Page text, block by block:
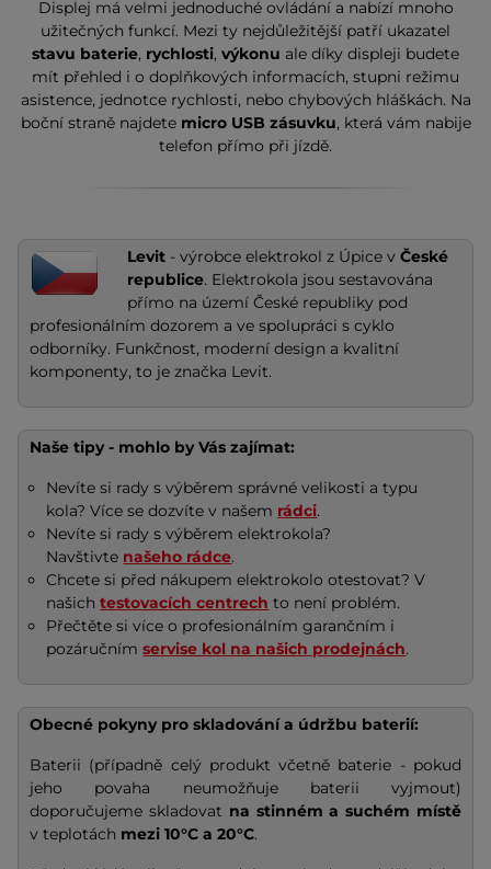
Displej má velmi jednoduché ovládání a nabízí mnoho
užitečných funkcí. Mezi ty nejdůležitější patří ukazatel
stavu baterie, rychlosti, výkonu ale díky displeji budete
mít přehled i o doplňkových informacích, stupni režimu
asistence, jednotce rychlosti, nebo chybových hláškách. Na
boční straně najdete micro USB zásuvku, která vám nabije
telefon přímo při jízdě.
Levit - výrobce elektrokol z Úpice v České
republice. Elektrokola jsou sestavována
přímo na území České republiky pod
profesionálním dozorem a ve spolupráci s cyklo
odborníky. Funkčnost, moderní design a kvalitní
komponenty, to je značka Levit.
Naše tipy - mohlo by Vás zajímat:
Nevíte si rady s výběrem správné velikosti a typu
kola? Více se dozvíte v našem rádci.
Nevíte si rady s výběrem elektrokola?
Navštivte našeho rádce.
Chcete si před nákupem elektrokolo otestovat? V
našichtestovacích centrech to není problém.
Přečtěte si více o profesionálním garančním i
pozáručnímservise kol na našich prodejnách.
Obecné pokyny pro skladování a údržbu baterií:
Baterii (případně celý produkt včetně baterie - pokud
jeho povaha neumožňuje baterii vyjmout)
doporučujeme skladovat na stinném a suchém místě
v teplotách mezi 10°C a 20°C.